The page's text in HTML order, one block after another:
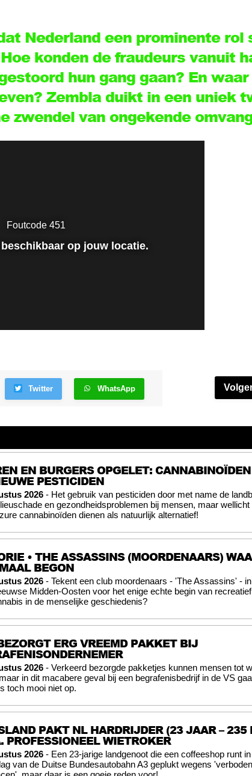
Nederland een prominente rol
konden de fraudeurs vanuit
hun gang gaan? En
Zembla duikt in een uniek
zwendel van ongekende
Twitter WhatsApp
EN BURGERS OPGELET:
PESTICIDEN
2026 - Het gebruik van pesticiden door met name de
en gezondheidsproblemen bij mensen, maar wellicht
cannabinoïden dienen als natuurlijk alternatief!
• THE ASSASSINS (MOORDENAARS)
BEGON
2026 - Tekent een club moordenaars - 'The Assassins' -
Midden-Oosten voor het enige echte begin van
in de menselijke geschiedenis?
ERG VREEMD PAKKET BIJ
2026 - Verkeerd bezorgde pakketjes kunnen mensen tot
in dit macabere geval bij een begrafenisbedrijf in de VS
toch mooi niet op.
PAKT NL HARDRIJDER (23 JAAR – 235
PROFESSIONEEL WIETROKER
2026 - Een 23-jarige landgenoot die een coffeeshop runt
van de Duitse Bundesautobahn A3 geplukt wegens 'verboden